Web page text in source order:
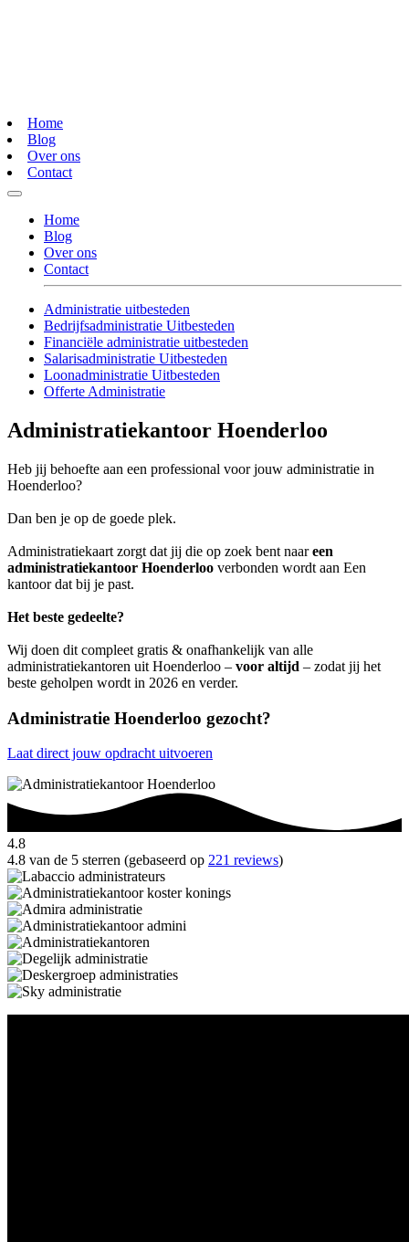
Home
Blog
Over ons
Contact
Home
Blog
Over ons
Contact
Administratie uitbesteden
Bedrijfsadministratie Uitbesteden
Financiële administratie uitbesteden
Salarisadministratie Uitbesteden
Loonadministratie Uitbesteden
Offerte Administratie
Administratiekantoor Hoenderloo
Heb jij behoefte aan een professional voor jouw administratie in
Hoenderloo?
Dan ben je op de goede plek.
Administratiekaart zorgt dat jij die op zoek bent naareen
administratiekantoor Hoenderloo verbonden wordt aan Een
kantoor dat bij je past.
Het beste gedeelte?
Wij doen dit compleet gratis & onafhankelijk van alle
administratiekantoren uit Hoenderloo – voor altijd – zodat jij het
beste geholpen wordt in 2026 en verder.
Administratie Hoenderloo gezocht?
Laat direct jouw opdracht uitvoeren
4.8
4.8 van de 5 sterren (gebaseerd op 221 reviews)